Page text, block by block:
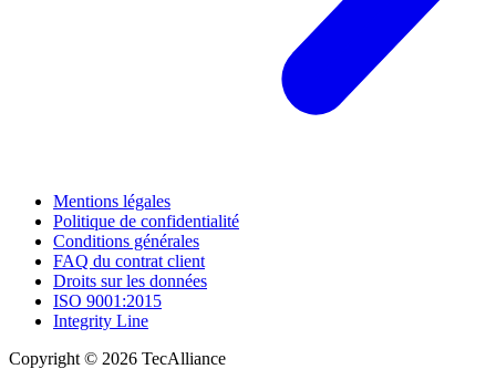
Mentions légales
Politique de confidentialité
Conditions générales
FAQ du contrat client
Droits sur les données
ISO 9001:2015
Integrity Line
Copyright © 2026 TecAlliance